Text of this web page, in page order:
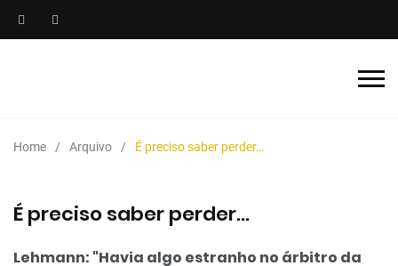
Home Arquivo É preciso saber perder…
É preciso saber perder…
Lehmann: "Havia algo estranho no árbitro da